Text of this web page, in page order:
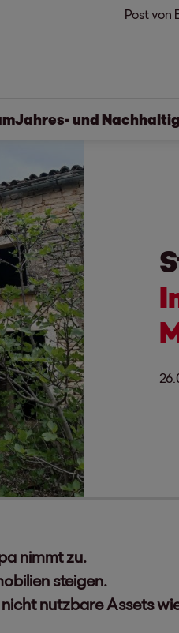
Post von
Jahres- und
nimmt zu.
steigen.
nutzbare Assets